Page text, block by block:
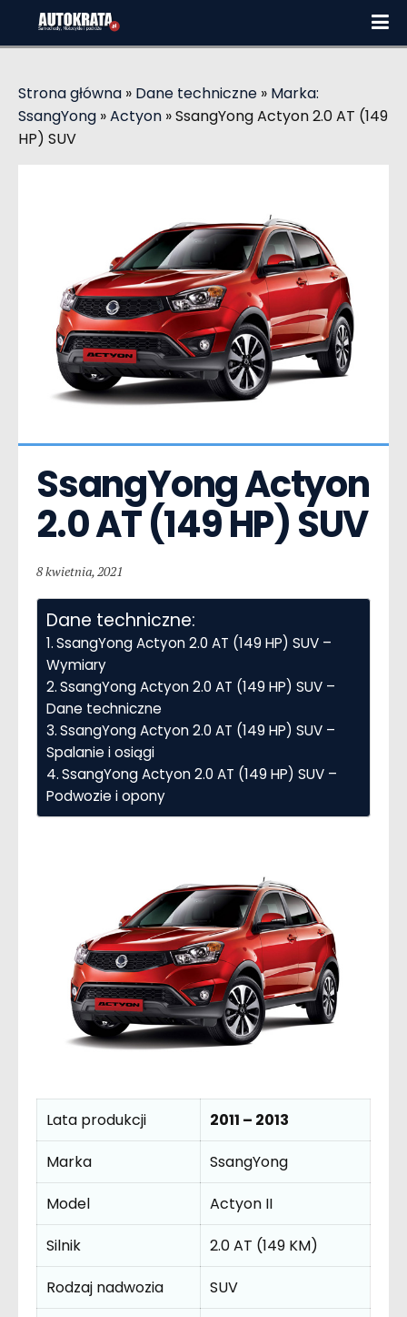
Strona główna » Dane techniczne » Marka:
SsangYong »Actyon »SsangYong Actyon 2.0 AT (149
HP) SUV
SsangYong Actyon
2.0 AT (149 HP) SUV
8 kwietnia, 2021
Dane techniczne:
SsangYong Actyon 2.0 AT (149 HP) SUV –
Wymiary
SsangYong Actyon 2.0 AT (149 HP) SUV –
Dane techniczne
SsangYong Actyon 2.0 AT (149 HP) SUV –
Spalanie i osiągi
SsangYong Actyon 2.0 AT (149 HP) SUV –
Podwozie i opony
Lata produkcji
2011 – 2013
Marka
SsangYong
Model
Actyon II
Silnik
2.0 AT (149 KM)
Rodzaj nadwozia
SUV